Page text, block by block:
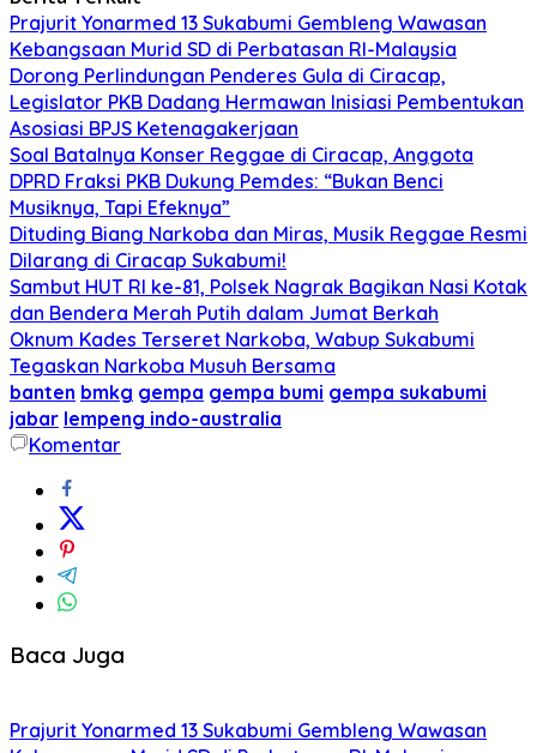
Prajurit Yonarmed 13 Sukabumi Gembleng Wawasan
Kebangsaan Murid SD di Perbatasan RI-Malaysia
Dorong Perlindungan Penderes Gula di Ciracap,
Legislator PKB Dadang Hermawan Inisiasi Pembentukan
Asosiasi BPJS Ketenagakerjaan
Soal Batalnya Konser Reggae di Ciracap, Anggota
DPRD Fraksi PKB Dukung Pemdes: “Bukan Benci
Musiknya, Tapi Efeknya”
Dituding Biang Narkoba dan Miras, Musik Reggae Resmi
Dilarang di Ciracap Sukabumi!
Sambut HUT RI ke-81, Polsek Nagrak Bagikan Nasi Kotak
dan Bendera Merah Putih dalam Jumat Berkah
Oknum Kades Terseret Narkoba, Wabup Sukabumi
Tegaskan Narkoba Musuh Bersama
banten bmkg gempa gempa bumi gempa sukabumi
jabar lempeng indo-australia
Komentar
Baca Juga
Prajurit Yonarmed 13 Sukabumi Gembleng Wawasan